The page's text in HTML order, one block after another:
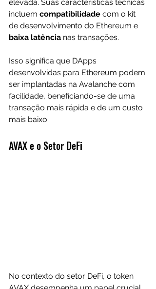
elevada. Suas características técnicas
incluem compatibilidade com o kit
de desenvolvimento do Ethereum e
baixa latência nas transações.
Isso significa que DApps
desenvolvidas para Ethereum podem
ser implantadas na Avalanche com
facilidade, beneficiando-se de uma
transação mais rápida e de um custo
mais baixo.
AVAX e o Setor DeFi
No contexto do setor DeFi, o token